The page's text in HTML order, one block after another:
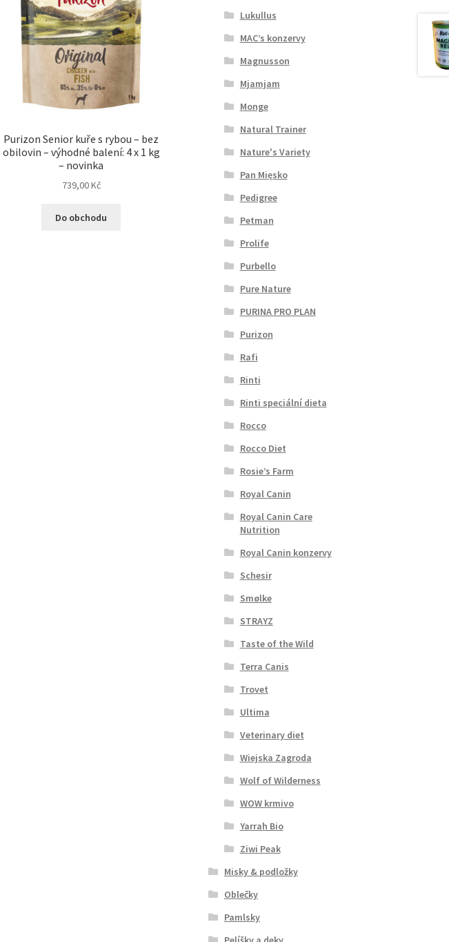
Purizon Senior kuře s rybou – bez
obilovin – výhodné balení: 4 x 1 kg
– novinka
739,00Kč
Do obchodu
Lukullus
MAC’s konzervy
Magnusson
Mjamjam
Monge
Natural Trainer
Nature's Variety
Pan Mięsko
Pedigree
Petman
Prolife
Purbello
Pure Nature
PURINA PRO PLAN
Purizon
Rafi
Rinti
Rinti speciální dieta
Rocco
Rocco Diet
Rosie’s Farm
Royal Canin
Royal Canin Care
Nutrition
Royal Canin konzervy
Schesir
Smølke
STRAYZ
Taste of the Wild
Terra Canis
Trovet
Ultima
Veterinary diet
Wiejska Zagroda
Wolf of Wilderness
WOW krmivo
Yarrah Bio
Ziwi Peak
Misky & podložky
Oblečky
Pamlsky